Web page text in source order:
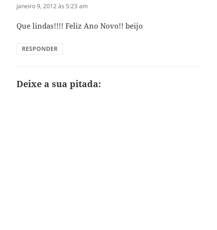
janeiro 9, 2012 às 5:23 am
Que lindas!!!! Feliz Ano Novo!! beijo
RESPONDER
Deixe a sua pitada: